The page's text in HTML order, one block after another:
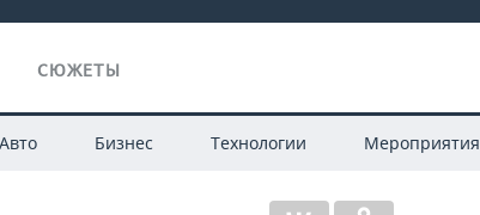
СЮЖЕТЫ
Авто Бизнес Технологии Мероприятия